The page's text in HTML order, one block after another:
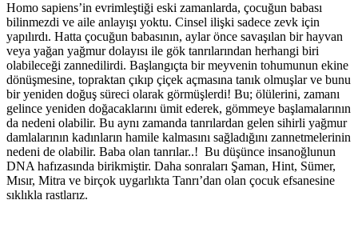
Homo sapiens’in evrimleştiği eski zamanlarda, çocuğun babası
bilinmezdi ve aile anlayışı yoktu. Cinsel ilişki sadece zevk için
yapılırdı. Hatta çocuğun babasının, aylar önce savaşılan bir hayvan
veya yağan yağmur dolayısı ile gök tanrılarından herhangi biri
olabileceği zannedilirdi. Başlangıçta bir meyvenin tohumunun ekine
dönüşmesine, topraktan çıkıp çiçek açmasına tanık olmuşlar ve bunu
bir yeniden doğuş süreci olarak görmüşlerdi! Bu; ölülerini, zamanı
gelince yeniden doğacaklarını ümit ederek, gömmeye başlamalarının
da nedeni olabilir. Bu aynı zamanda tanrılardan gelen sihirli yağmur
damlalarının kadınların hamile kalmasını sağladığını zannetmelerinin
nedeni de olabilir. Baba olan tanrılar..! Bu düşünce insanoğlunun
DNA hafızasında birikmiştir. Daha sonraları Şaman, Hint, Sümer,
Mısır, Mitra ve birçok uygarlıkta Tanrı’dan olan çocuk efsanesine
sıklıkla rastlarız.